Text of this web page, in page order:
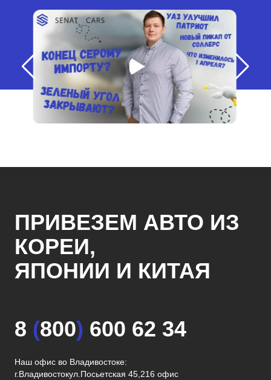
ПРИВЕЗЕМ АВТО ИЗ
КОРЕИ,
ЯПОНИИ И КИТАЯ
8 (800) 600 62 34
Наш офис во Владивостоке:
г.Владивостокул.Посьетская 45,216 офис